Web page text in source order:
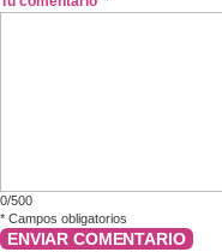
0/500
* Campos obligatorios
ENVIAR COMENTARIO